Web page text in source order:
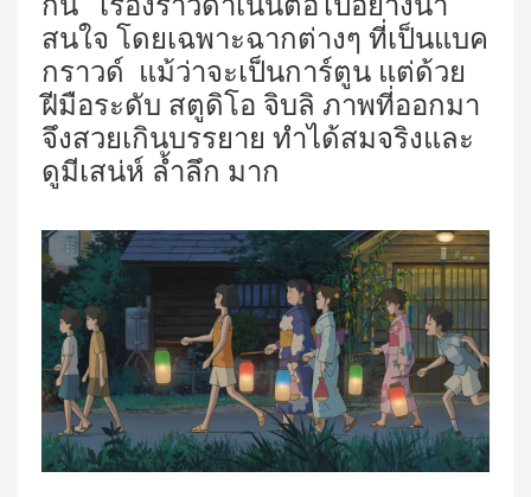
สนใจ โดยเฉพาะฉากต่างๆ ที่เป็นแบค
กราวด์ แม้ว่าจะเป็นการ์ตูน แต่ด้วย
ฝีมือระดับ สตูดิโอ จิบลิ ภาพที่ออกมา
จึงสวยเกินบรรยาย ทำได้สมจริงและ
ดูมีเสน่ห์ ล้ำลึก มาก